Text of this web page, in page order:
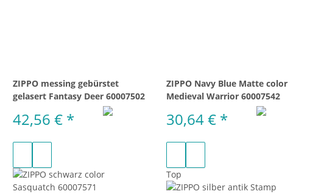
ZIPPO messing gebürstet
gelasert Fantasy Deer 60007502
42,56 € *
ZIPPO Navy Blue Matte color
Medieval Warrior 60007542
30,64 € *
Top